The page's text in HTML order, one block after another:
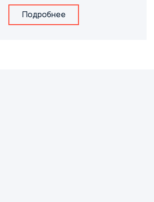
Подробнее